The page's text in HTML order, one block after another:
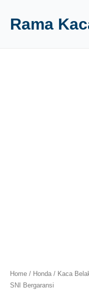
Rama
Home / Honda / Kaca
SNI Bergaransi